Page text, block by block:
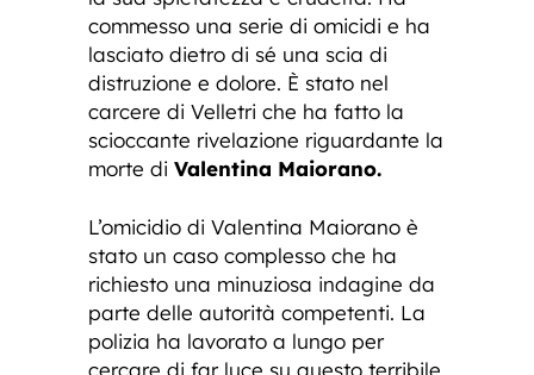
commesso una serie di omicidi e ha
lasciato dietro di sé una scia di
distruzione e dolore. È stato nel
carcere di Velletri che ha fatto la
scioccante rivelazione riguardante la
morte di Valentina Maiorano.
L’omicidio di Valentina Maiorano è
stato un caso complesso che ha
richiesto una minuziosa indagine da
parte delle autorità competenti. La
polizia ha lavorato a lungo per